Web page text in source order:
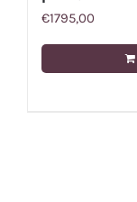
€1795,00